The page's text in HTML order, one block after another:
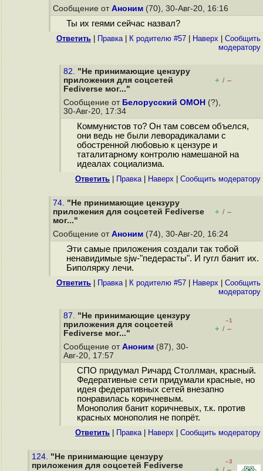
Сообщение от Аноним (70), 30-Авг-20, 16:16
Ты их геями сейчас назвал?
Ответить Правка| К родителю #57 Наверх
Cообщить
модератору
82. "Не принимающие цензуру
приложения для соцсетей
Fediverse мог..."
+ / –
Сообщение от Белорусский ОМОН (?),
30-Авг-20, 17:34
Коммунистов то? Он там совсем объелся,
они ведь не были леворадикалами с
обостренной любовью к цензуре и
таталитарному контролю намешаной на
идеалах социализма.
Ответить Правка| Наверх Cообщить модератору
74. "Не принимающие цензуру
приложения для соцсетей Fediverse
мог..."
+ / –
Сообщение от Аноним (74), 30-Авг-20, 16:24
Эти самые приложения создали так тобой
ненавидимые sjw-"педерасты". И гугл банит их.
Биполярку лечи.
Ответить Правка| К родителю #57 Наверх
Cообщить
модератору
87. "Не принимающие цензуру
приложения для соцсетей
Fediverse мог..."
–1
+ / –
Сообщение от Аноним (87), 30-
Авг-20, 17:57
СПО придумал Ричард Столлман, красный.
Федеративные сети придумали красные, но
идея федеративных сетей внезапно
понравилась коричневым.
Монополия банит коричневых, т.к. против
красных монополия не попрёт.
Ответить Правка| Наверх Cообщить модератору
124. "Не принимающие цензуру
приложения для соцсетей Fediverse
–3